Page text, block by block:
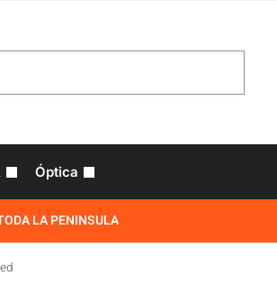
Óptica
LA PENINSULA